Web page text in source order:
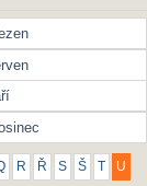
R Ř S Š U